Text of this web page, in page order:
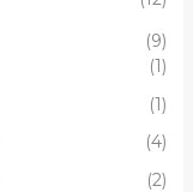
(9)
(1)
(1)
(4)
(2)